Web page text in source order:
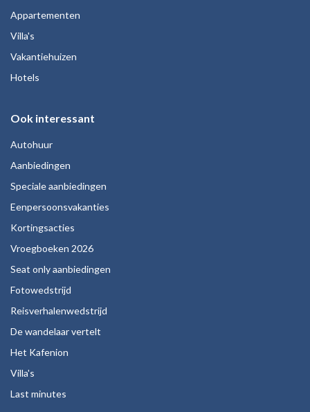
Appartementen
Villa's
Vakantiehuizen
Hotels
Ook interessant
Autohuur
Aanbiedingen
Speciale aanbiedingen
Eenpersoonsvakanties
Kortingsacties
Vroegboeken 2026
Seat only aanbiedingen
Fotowedstrijd
Reisverhalenwedstrijd
De wandelaar vertelt
Het Kafenion
Villa's
Last minutes